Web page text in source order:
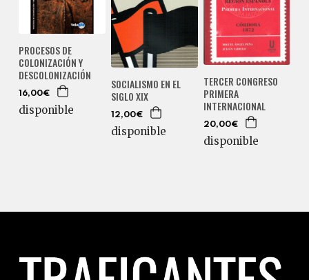
PROCESOS DE
COLONIZACIÓN Y
DESCOLONIZACIÓN
16,00€
disponible
SOCIALISMO EN EL
SIGLO XIX
12,00€
disponible
TERCER CONGRESO
PRIMERA
INTERNACIONAL
20,00€
disponible